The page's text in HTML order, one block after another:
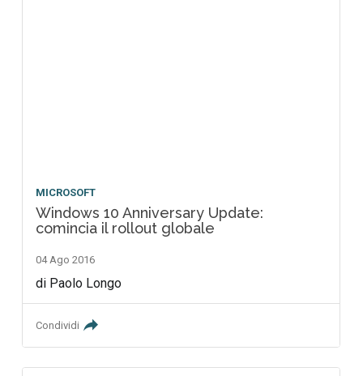
MICROSOFT
Windows 10 Anniversary Update:
comincia il rollout globale
04 Ago 2016
di Paolo Longo
Condividi